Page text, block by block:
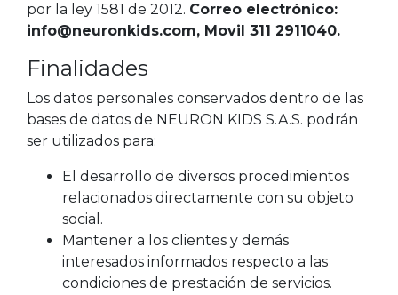
por la ley 1581 de 2012. Correo electrónico:
info@neuronkids.com, Movil 311 2911040.
Finalidades
Los datos personales conservados dentro de las
bases de datos de NEURON KIDS S.A.S. podrán
ser utilizados para:
El desarrollo de diversos procedimientos
relacionados directamente con su objeto
social.
Mantener a los clientes y demás
interesados informados respecto a las
condiciones de prestación de servicios.